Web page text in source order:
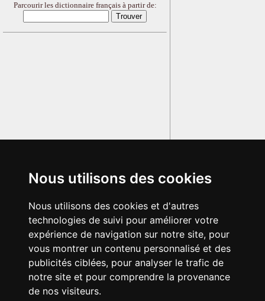
Nous utilisons des cookies
Nous utilisons des cookies et d'autres
technologies de suivi pour améliorer votre
expérience de navigation sur notre site, pour
vous montrer un contenu personnalisé et des
publicités ciblées, pour analyser le trafic de
notre site et pour comprendre la provenance
de nos visiteurs.
Parcourir les dictionnaire français à partir de: